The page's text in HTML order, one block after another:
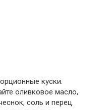
куски.
оливковое масло,
соль и перец.